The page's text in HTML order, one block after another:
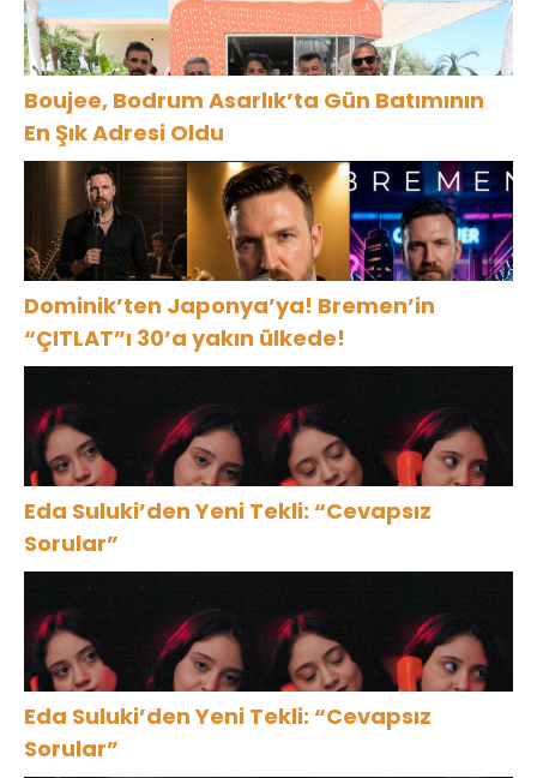
Boujee, Bodrum Asarlık’ta Gün Batımının
En Şık Adresi Oldu
Dominik’ten Japonya’ya! Bremen’in
“ÇITLAT”ı 30’a yakın ülkede!
Eda Suluki’den Yeni Tekli: “Cevapsız
Sorular”
Eda Suluki’den Yeni Tekli: “Cevapsız
Sorular”